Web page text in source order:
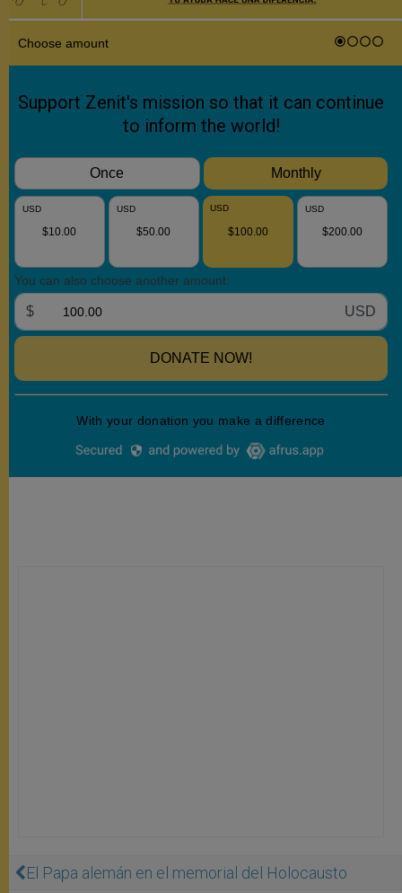
El Papa alemán en el memorial del Holocausto